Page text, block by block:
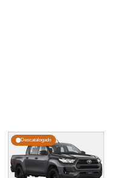
Descatalogado